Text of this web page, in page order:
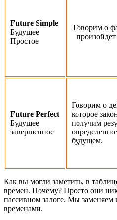
Future Simple
Будущее
Простое
Говорим о
Future Perfect
Будущее
завершенное
Говорим о
которое
получим
будущем.
Как вы могли заметить, в
времен. Почему? Просто они
пассивном залоге. Мы заменяем
временами.